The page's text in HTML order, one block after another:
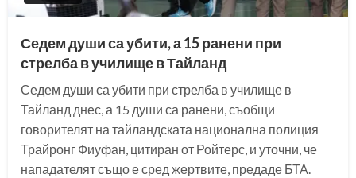
Седем души са убити, а 15 ранени при
стрелба в училище в Тайланд
Седем души са убити при стрелба в училище в
Тайланд днес, а 15 души са ранени, съобщи
говорителят на тайландската национална полиция
Трайронг Фиуфан, цитиран от Ройтерс, и уточни, че
нападателят също е сред жертвите, предаде БТА.